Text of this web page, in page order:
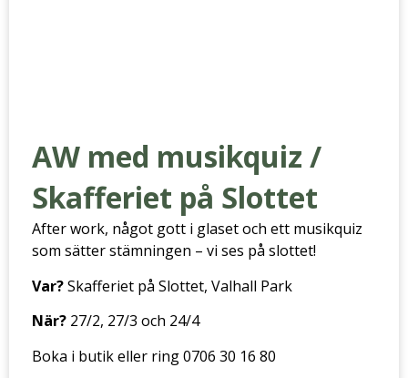
AW med musikquiz /
Skafferiet på Slottet
After work, något gott i glaset och ett musikquiz
som sätter stämningen – vi ses på slottet!
Var?Skafferiet på Slottet, Valhall Park
När? 27/2, 27/3 och 24/4
Boka i butik eller ring 0706 30 16 80